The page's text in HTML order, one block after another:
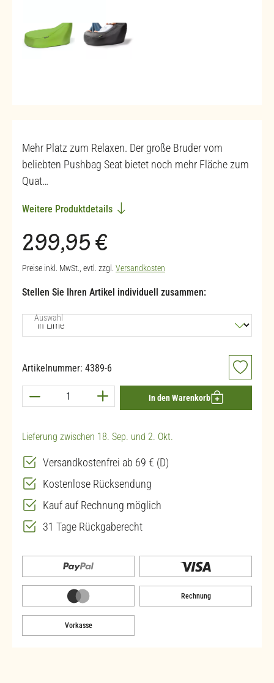
Mehr Platz zum Relaxen. Der große Bruder vom
beliebten Pushbag Seat bietet noch mehr Fläche zum
Quat…
Weitere Produktdetails
Regulärer Preis:
299,95 €
Preise inkl. MwSt., evtl. zzgl. Versandkosten
Stellen Sie Ihren Artikel individuell zusammen:
Auswahlauswählen
Artikelnummer: 4389-6
Produkt Anzahl: Gib den gewünschten Wert
In den Warenkorb
Lieferung zwischen 18. Sep. und 2. Okt.
Versandkostenfrei ab 69 € (D)
Kostenlose Rücksendung
Kauf auf Rechnung möglich
31 Tage Rückgaberecht
Rechnung
Vorkasse